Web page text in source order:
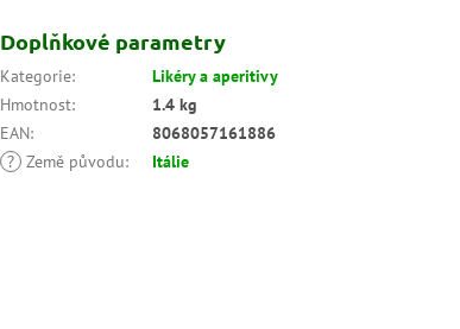
Doplňkové parametry
Kategorie:
Likéry a aperitivy
Hmotnost:
1.4 kg
EAN:
8068057161886
? Země původu: Itálie